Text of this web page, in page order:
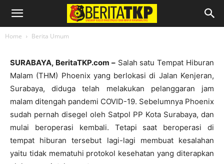
Home Berita Umum
Langgar Aturan Jam Malam
10/12/2021
SURABAYA, BeritaTKP.com –Salah satu Tempat Hiburan
Malam (THM) Phoenix yang berlokasi di Jalan Kenjeran,
Surabaya, diduga telah melakukan pelanggaran jam
malam ditengah pandemi COVID-19. Sebelumnya Phoenix
sudah pernah disegel oleh Satpol PP Kota Surabaya, dan
mulai beroperasi kembali. Tetapi saat beroperasi di
tempat hiburan tersebut lagi-lagi membuat kesalahan
yaitu tidak mematuhi protokol kesehatan yang diterapkan